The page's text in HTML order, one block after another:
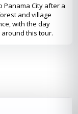
Panama City after a
and village
with the day
this tour.